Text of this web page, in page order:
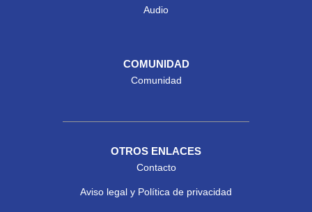
Audio
COMUNIDAD
Comunidad
OTROS ENLACES
Contacto
Aviso legal y Política de privacidad